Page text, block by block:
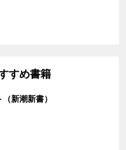
すめ書籍
新潮新書）